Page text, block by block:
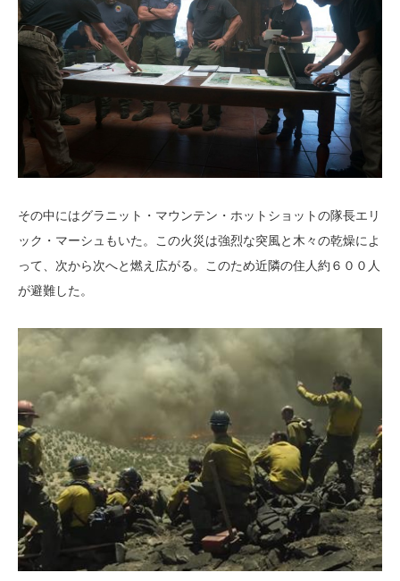
その中にはグラニット・マウンテン・ホットショットの隊長エリ
ック・マーシュもいた。この火災は強烈な突風と木々の乾燥によ
って、次から次へと燃え広がる。このため近隣の住人約６００人
が避難した。